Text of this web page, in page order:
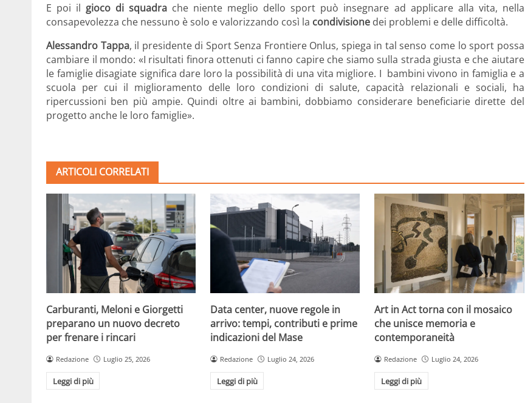
E poi il gioco di squadra che niente meglio dello sport può insegnare ad applicare alla vita, nella
consapevolezza che nessuno è solo e valorizzando così la condivisione dei problemi e delle difficoltà.
Alessandro Tappa, il presidente di Sport Senza Frontiere Onlus, spiega in tal senso come lo sport possa
cambiare il mondo: «I risultati finora ottenuti ci fanno capire che siamo sulla strada giusta e che aiutare
le famiglie disagiate significa dare loro la possibilità di una vita migliore. I bambini vivono in famiglia e a
scuola per cui il miglioramento delle loro condizioni di salute, capacità relazionali e sociali, ha
ripercussioni ben più ampie. Quindi oltre ai bambini, dobbiamo considerare beneficiarie dirette del
progetto anche le loro famiglie».
ARTICOLI CORRELATI
Carburanti, Meloni e Giorgetti
preparano un nuovo decreto
per frenare i rincari
Redazione Luglio 25, 2026
Leggi di più
Data center, nuove regole in
arrivo: tempi, contributi e prime
indicazioni del Mase
Redazione Luglio 24, 2026
Leggi di più
Art in Act torna con il mosaico
che unisce memoria e
contemporaneità
Redazione Luglio 24, 2026
Leggi di più